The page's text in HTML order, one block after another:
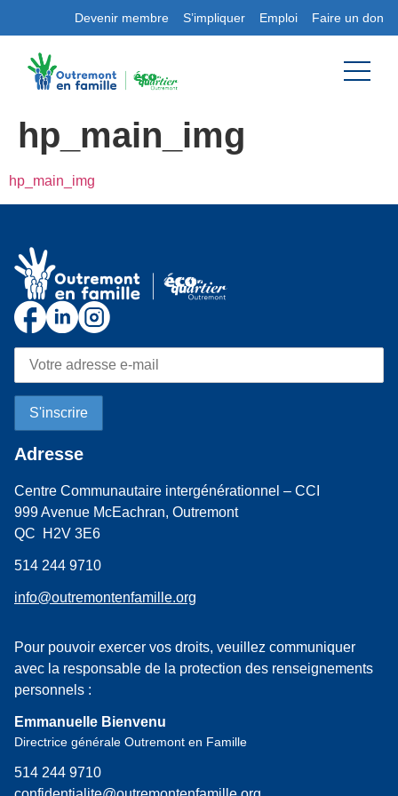
Devenir membre S’impliquer Emploi Faire un don
hp_main_img
hp_main_img
Adresse
Centre Communautaire intergénérationnel – CCI
999 Avenue McEachran, Outremont
QC H2V 3E6
514 244 9710
info@outremontenfamille.org
Pour pouvoir exercer vos droits, veuillez communiquer
avec la responsable de la protection des renseignements
personnels :
Emmanuelle Bienvenu
Directrice générale Outremont en Famille
514 244 9710